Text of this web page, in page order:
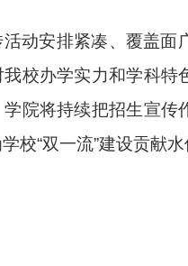
动安排紧凑、覆盖面
校办学实力和学科
院将持续把招生宣
校“双一流”建设贡献水